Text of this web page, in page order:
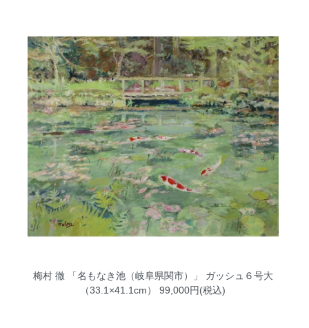
梅村 徹 「名もなき池（岐阜県関市）」 ガッシュ６号大
（33.1×41.1cm）
99,000円(税込)